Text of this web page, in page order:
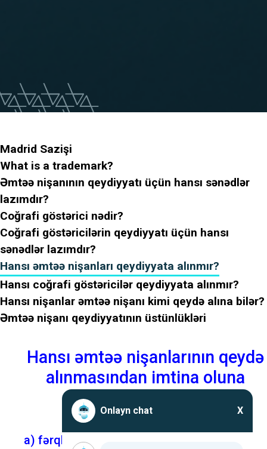
Madrid Sazişi
What is a trademark?
Əmtəə nişanının qeydiyyatı üçün hansı sənədlər
lazımdır?
Coğrafi göstərici nədir?
Coğrafi göstəricilərin qeydiyyatı üçün hansı
sənədlər lazımdır?
Hansı əmtəə nişanları qeydiyyata alınmır?
Hansı coğrafi göstəricilər qeydiyyata alınmır?
Hansı nişanlar əmtəə nişanı kimi qeydə alına bilər?
Əmtəə nişanı qeydiyyatının üstünlükləri
Hansı əmtəə nişanlarının qeydə
alınmasından imtina oluna
a) fərqlənmə qabiliyyətinə malik olmayan
Onlayn chat X